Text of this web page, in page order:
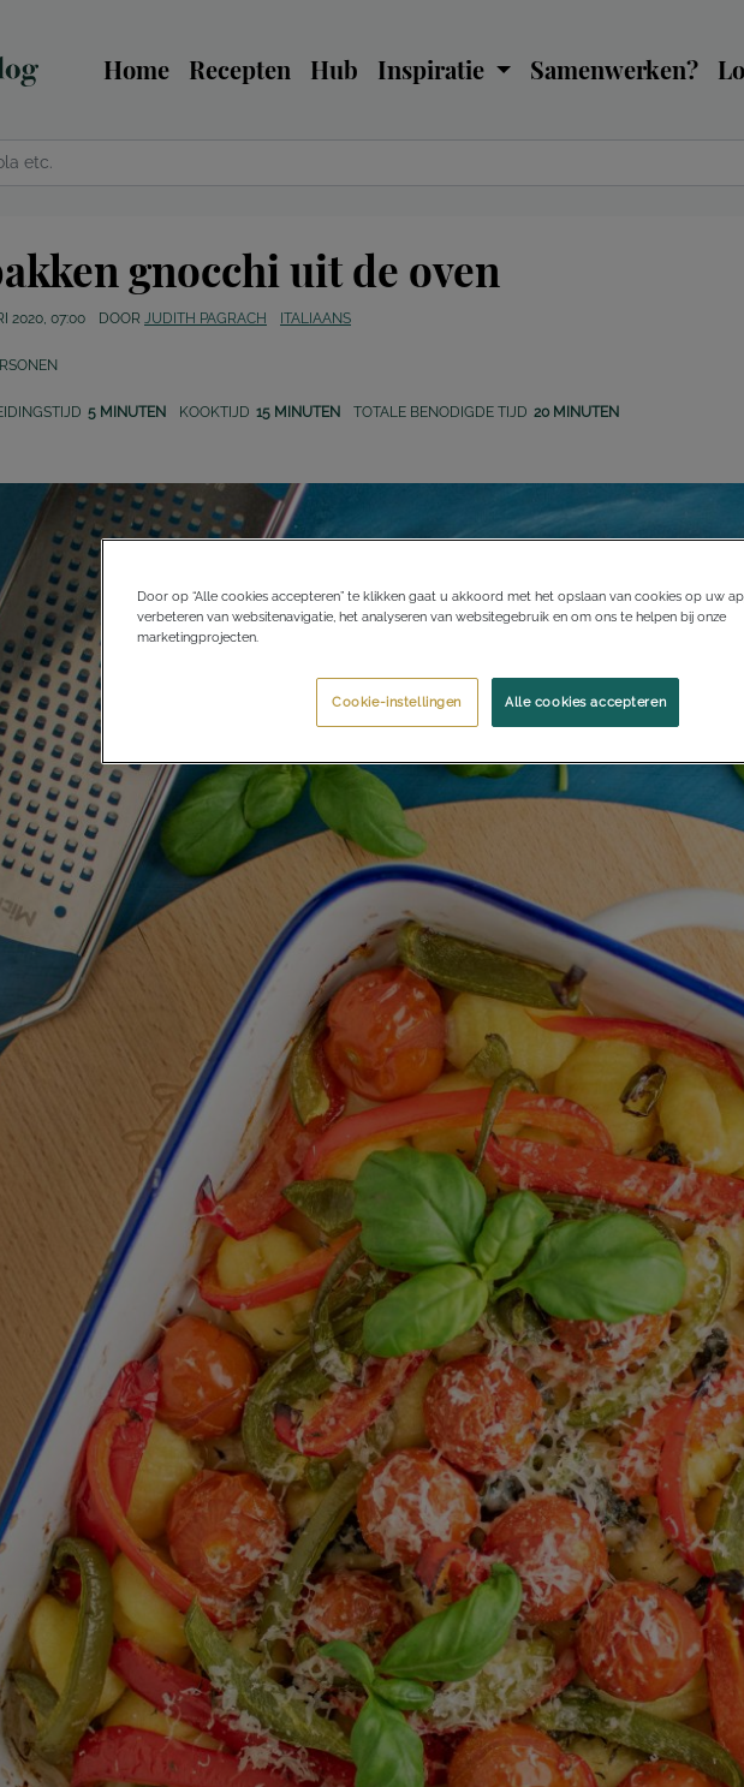
Home Recepten Hub Inspiratie Samenwerken?
gnocchi uit de oven
2020, 07:00 DOOR JUDITH PAGRACH ITALIAANS
5 MINUTEN KOOKTIJD 15 MINUTEN TOTALE BENODIGDE TIJD 20 MINUTEN
Door op “Alle cookies accepteren” te klikken gaat u akkoord met het opslaan van cookies op uw
verbeteren van websitenavigatie, het analyseren van websitegebruik en om ons te helpen bij onze
marketingprojecten.
Alle cookies accepteren
Cookie-instellingen